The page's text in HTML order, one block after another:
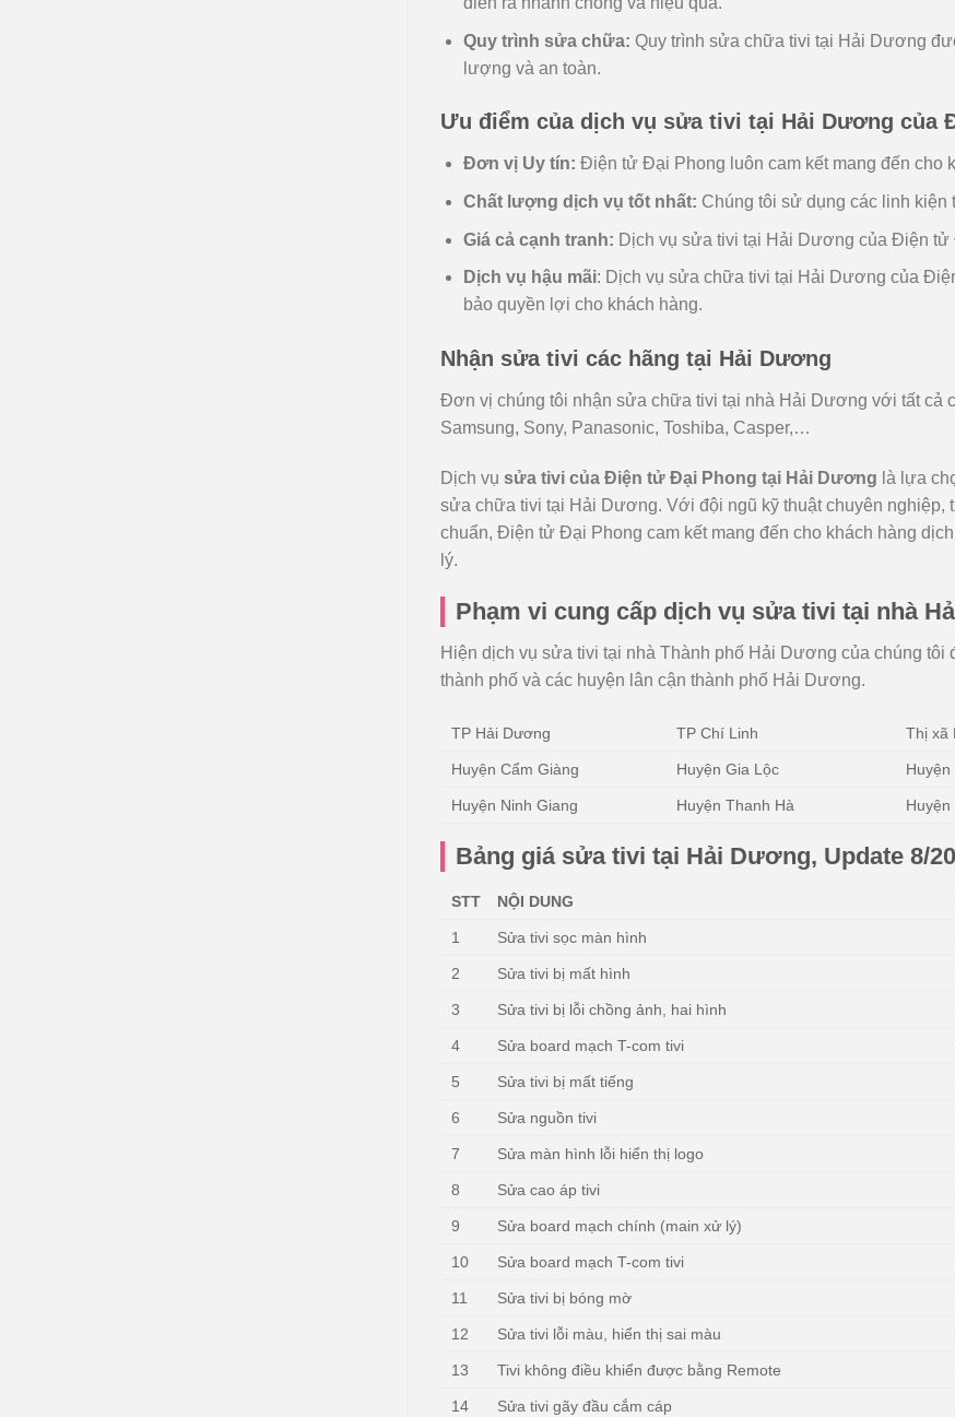
Quy trình sửa chữa: Quy trình sửa chữa tivi tại Hải Dương
lượng và an toàn.
Ưu điểm của dịch vụ sửa tivi tại Hải Dương của
Đơn vị Uy tín: Điện tử Đại Phong luôn cam kết mang đến cho
Chất lượng dịch vụ tốt nhất: Chúng tôi sử dụng các linh
Giá cả cạnh tranh: Dịch vụ sửa tivi tại Hải Dương của Điện
Dịch vụ hậu mãi: Dịch vụ sửa chữa tivi tại Hải Dương của
bảo quyền lợi cho khách hàng.
Nhận sửa tivi các hãng tại Hải Dương
Đơn vị chúng tôi nhận sửa chữa tivi tại nhà Hải Dương với tất cả
Samsung, Sony, Panasonic, Toshiba, Casper,…
Dịch vụ sửa tivi của Điện tử Đại Phong tại Hải Dương là lựa
sửa chữa tivi tại Hải Dương. Với đội ngũ kỹ thuật chuyên nghiệp,
chuẩn, Điện tử Đại Phong cam kết mang đến cho khách hàng
lý.
Phạm vi cung cấp dịch vụ sửa tivi tại nhà
Hiện dịch vụ sửa tivi tại nhà Thành phố Hải Dương của chúng tôi
thành phố và các huyện lân cận thành phố Hải Dương.
TP Hải Dương TP Chí Linh Thị xã
Huyện Cẩm Giàng Huyện Gia Lộc Huyện
Huyện Ninh Giang Huyện Thanh Hà Huyện
Bảng giá sửa tivi tại Hải Dương, Update 8/
STT NỘI DUNG
1 Sửa tivi sọc màn hình
2 Sửa tivi bị mất hình
3 Sửa tivi bị lỗi chồng ảnh, hai hình
4 Sửa board mạch T-com tivi
5 Sửa tivi bị mất tiếng
6 Sửa nguồn tivi
7 Sửa màn hình lỗi hiển thị logo
8 Sửa cao áp tivi
9 Sửa board mạch chính (main xử lý)
10 Sửa board mạch T-com tivi
11 Sửa tivi bị bóng mờ
12 Sửa tivi lỗi màu, hiển thị sai màu
13 Tivi không điều khiển được bằng Remote
14 Sửa tivi gãy đầu cắm cáp